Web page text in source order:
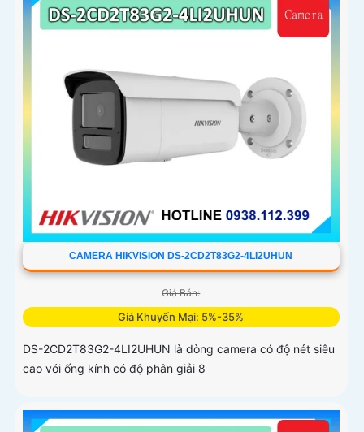
CAMERA HIKVISION DS-2CD2T83G2-4LI2UHUN
Giá Bán:
Giá Khuyến Mại: 5%-35%
DS-2CD2T83G2-4LI2UHUN là dòng camera có độ nét siêu
cao với ống kính có độ phân giải 8